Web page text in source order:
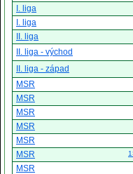
I. liga
I. liga
II. liga
II. liga - východ
II. liga - západ
MSR
MSR
MSR
MSR
MSR
MSR
MSR